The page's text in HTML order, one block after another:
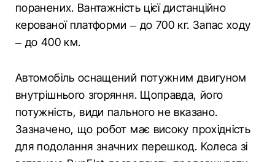
поранених. Вантажність цієї дистанційно
керованої платформи – до 700 кг. Запас ходу
– до 400 км.
Автомобіль оснащений потужним двигуном
внутрішнього згоряння. Щоправда, його
потужність, види пального не вказано.
Зазначено, що робот має високу прохідність
для подолання значних перешкод. Колеса зі